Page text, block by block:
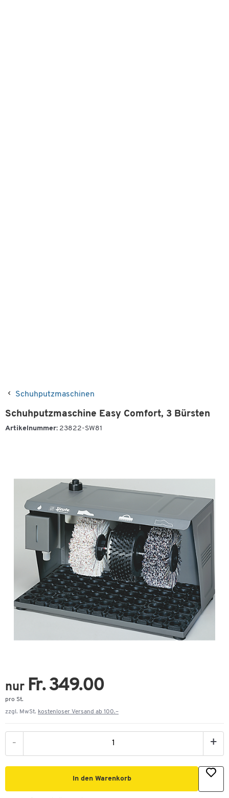
Schuhputzmaschinen
Schuhputzmaschine Easy Comfort, 3 Bürsten
Artikelnummer: 23822-SW81
nur Fr. 349.00
pro St.
zzgl. MwSt. kostenloser Versand ab 100.–
- +
In den Warenkorb